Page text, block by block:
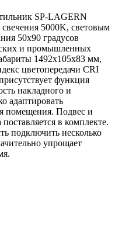
SP-LAGERN
5000K, световым
50x90 градусов
и промышленных
1492х105х83 мм,
цветопередачи CRI
функция
накладного и
адаптировать
помещения. Подвес и
в комплекте.
подключить несколько
упрощает